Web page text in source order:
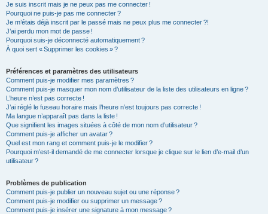
Je suis inscrit mais je ne peux pas me connecter !
Pourquoi ne puis-je pas me connecter ?
Je m’étais déjà inscrit par le passé mais ne peux plus me connecter ?!
J’ai perdu mon mot de passe !
Pourquoi suis-je déconnecté automatiquement ?
À quoi sert « Supprimer les cookies » ?
Préférences et paramètres des utilisateurs
Comment puis-je modifier mes paramètres ?
Comment puis-je masquer mon nom d’utilisateur de la liste des utilisateurs en ligne ?
L’heure n’est pas correcte !
J’ai réglé le fuseau horaire mais l’heure n’est toujours pas correcte !
Ma langue n’apparaît pas dans la liste !
Que signifient les images situées à côté de mon nom d’utilisateur ?
Comment puis-je afficher un avatar ?
Quel est mon rang et comment puis-je le modifier ?
Pourquoi m’est-il demandé de me connecter lorsque je clique sur le lien d’e-mail d’un
utilisateur ?
Problèmes de publication
Comment puis-je publier un nouveau sujet ou une réponse ?
Comment puis-je modifier ou supprimer un message ?
Comment puis-je insérer une signature à mon message ?